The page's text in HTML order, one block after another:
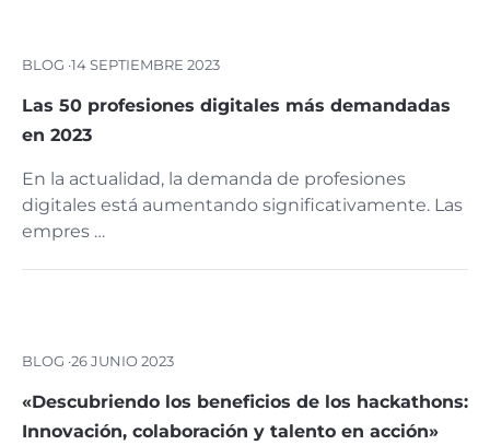
BLOG ·14 SEPTIEMBRE 2023
Las 50 profesiones digitales más demandadas
en 2023
En la actualidad, la demanda de profesiones
digitales está aumentando significativamente. Las
empres …
BLOG ·26 JUNIO 2023
«Descubriendo los beneficios de los hackathons:
Innovación, colaboración y talento en acción»